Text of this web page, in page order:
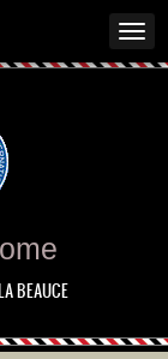
BEAUCE